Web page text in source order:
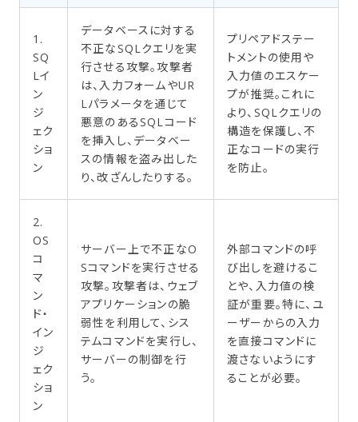
1.
SQ
Lイ
ン
ジ
ェク
ショ
ン
データベースに対する
不正なSQLクエリを実
行させる攻撃。攻撃者
は、入力フォームやUR
Lパラメータを通じて
悪意のあるSQLコード
を挿入し、データベー
スの情報を盗み出した
り、改ざんしたりする。
プリペアドステー
トメントの使用や
入力値のエスケー
プが推奨。これに
より、SQLクエリの
構造を保護し、不
正なコードの実行
を防止。
2.
OS
コ
マ
ン
ド・
イン
ジ
ェク
ショ
ン
サーバー上で不正なO
Sコマンドを実行させる
攻撃。攻撃者は、ウェブ
アプリケーションの脆
弱性を利用して、シス
テムコマンドを実行し、
サーバーの制御を行
う。
外部コマンドの呼
び出しを避けるこ
とや、入力値の検
証が重要。特に、ユ
ーザーからの入力
を直接コマンドに
渡さないようにす
ることが必要。